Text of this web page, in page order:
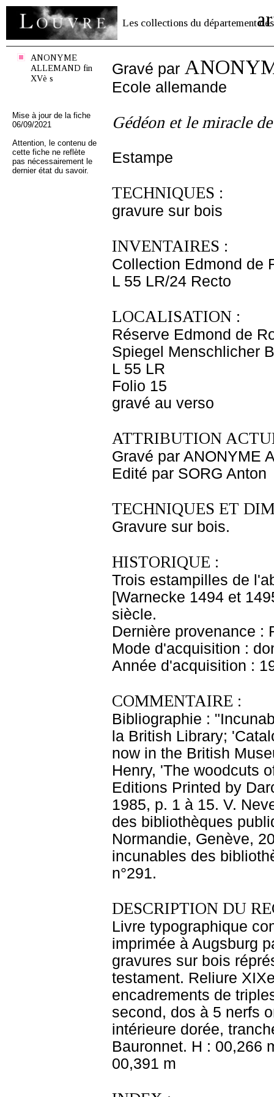
Les collections du département des
ANONYME
ALLEMAND fin
XVè s
Mise à jour de la fiche
06/09/2021
Attention, le contenu de
cette fiche ne reflète
pas nécessairement le
dernier état du savoir.
Gravé par
Ecole allemande
Gédéon et le miracle
Estampe
TECHNIQUES :
gravure sur bois
INVENTAIRES :
Collection Edmond de
L 55 LR/24 Recto
LOCALISATION :
Réserve Edmond de
Spiegel Menschlicher
L 55 LR
Folio 15
gravé au verso
ATTRIBUTION
Gravé par ANONYME
Edité par SORG Anton
TECHNIQUES ET
Gravure sur bois.
HISTORIQUE :
Trois estampilles de
[Warnecke 1494 et
siècle.
Dernière provenance :
Mode d'acquisition :
Année d'acquisition :
COMMENTAIRE :
Bibliographie :
la British Library;
now in the British
Henry, 'The woodcuts
Editions Printed by
1985, p. 1 à 15. V.
des bibliothèques
Normandie, Genève,
incunables des
n°291.
DESCRIPTION DU
Livre typographique
imprimée à Augsburg
gravures sur bois
testament. Reliure
encadrements de
second, dos à 5 nerfs
intérieure dorée,
Bauronnet. H : 00,266
00,391 m